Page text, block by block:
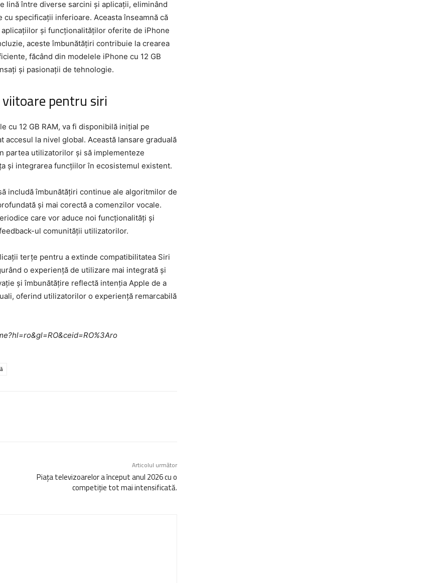
lină între diverse sarcini și aplicații, eliminând
specificații inferioare. Aceasta înseamnă că
și funcționalităților oferite de iPhone
aceste îmbunătățiri contribuie la crearea
făcând din modelele iPhone cu 12 GB
și pasionații de tehnologie.
pentru siri
cu 12 GB RAM, va fi disponibilă inițial pe
la nivel global. Această lansare graduală
partea utilizatorilor și să implementeze
și integrarea funcțiilor în ecosistemul existent.
includă îmbunătățiri continue ale algoritmilor de
și mai corectă a comenzilor vocale.
care vor aduce noi funcționalități și
ul comunității utilizatorilor.
terțe pentru a extinde compatibilitatea Siri
o experiență de utilizare mai integrată și
și îmbunătățire reflectă intenția Apple de a
oferind utilizatorilor o experiență remarcabilă
Articolul următor
Piața televizoarelor a început anul 2026 cu o
competiție tot mai intensificată.